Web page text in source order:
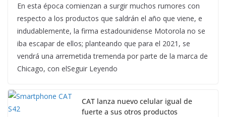
En esta época comienzan a surgir muchos rumores con
respecto a los productos que saldrán el año que viene, e
indudablemente, la firma estadounidense Motorola no se
iba escapar de ellos; planteando que para el 2021, se
vendrá una arremetida tremenda por parte de la marca de
Chicago, con elSeguir Leyendo
CAT lanza nuevo celular igual de
fuerte a sus otros productos